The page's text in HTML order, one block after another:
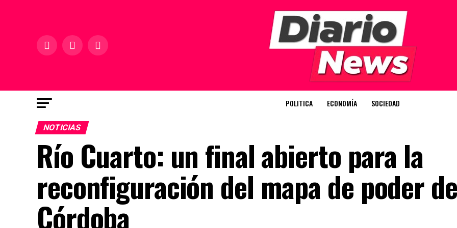
POLITICA ECONOMÍA SOCIEDAD
NOTICIAS
Río Cuarto: un final abierto para la
reconfiguración del mapa de poder de
Córdoba